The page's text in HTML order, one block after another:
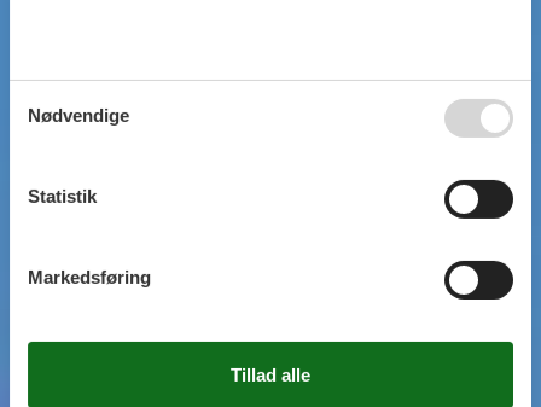
Nødvendige
Statistik
Markedsføring